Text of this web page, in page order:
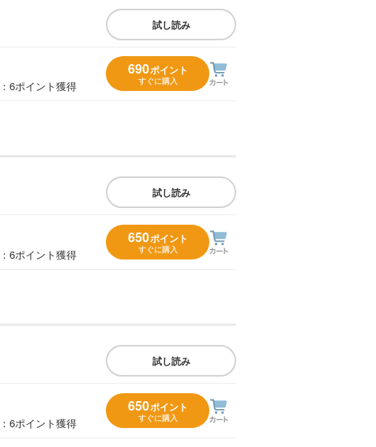
試し読み
：6ポイント獲得
690ポイント
すぐに購入
試し読み
：6ポイント獲得
650ポイント
すぐに購入
試し読み
：6ポイント獲得
650ポイント
すぐに購入